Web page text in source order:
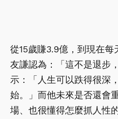
從15歲賺3.9億，到現在
友謙認為：「這不是退步
示：「人生可以跌得很深
始。」而他未來是否還會
場、也很懂得怎麼抓人性